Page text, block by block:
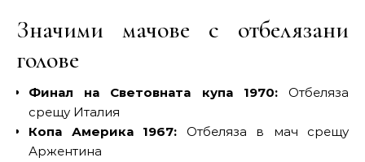
Значими мачове с отбелязани
голове
Финал на Световната купа 1970:Отбеляза
срещу Италия
Копа Америка 1967: Отбеляза в мач срещу
Аржентина